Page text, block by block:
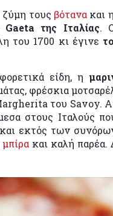
ζύμη τους βότανα και
Gaeta της Ιταλίας.
του 1700 κι έγινε
είδη, η
φρέσκια
του Savoy.
στους Ιταλούς
εκτός των
μπίρα και καλή παρέα.